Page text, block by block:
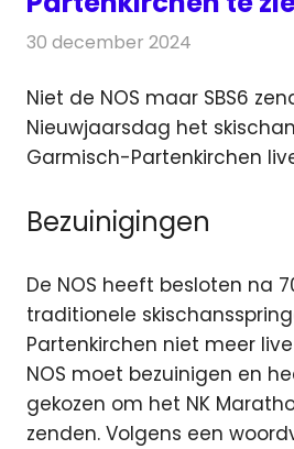
30 december 2024
Niet de NOS maar SBS6
Nieuwjaarsdag het
Garmisch-Partenkirchen
Bezuinigingen
De NOS heeft besloten na
traditionele
Partenkirchen niet meer
NOS moet bezuinigen en
gekozen om het NK
zenden. Volgens een